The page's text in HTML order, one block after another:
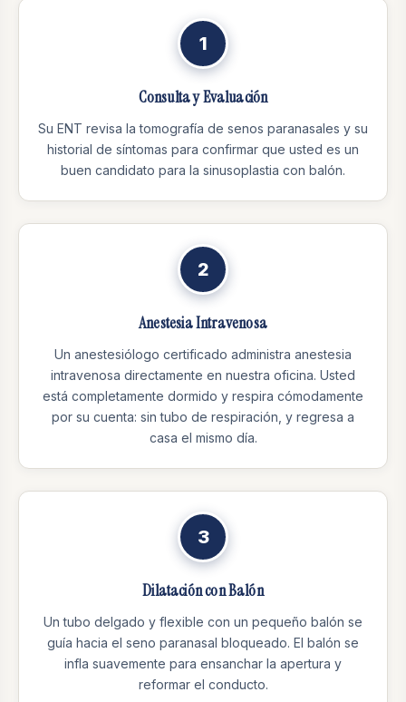
1
Consulta y Evaluación
Su ENT revisa la tomografía de senos paranasales y su
historial de síntomas para confirmar que usted es un
buen candidato para la sinusoplastia con balón.
2
Anestesia Intravenosa
Un anestesiólogo certificado administra anestesia
intravenosa directamente en nuestra oficina. Usted
está completamente dormido y respira cómodamente
por su cuenta: sin tubo de respiración, y regresa a
casa el mismo día.
3
Dilatación con Balón
Un tubo delgado y flexible con un pequeño balón se
guía hacia el seno paranasal bloqueado. El balón se
infla suavemente para ensanchar la apertura y
reformar el conducto.